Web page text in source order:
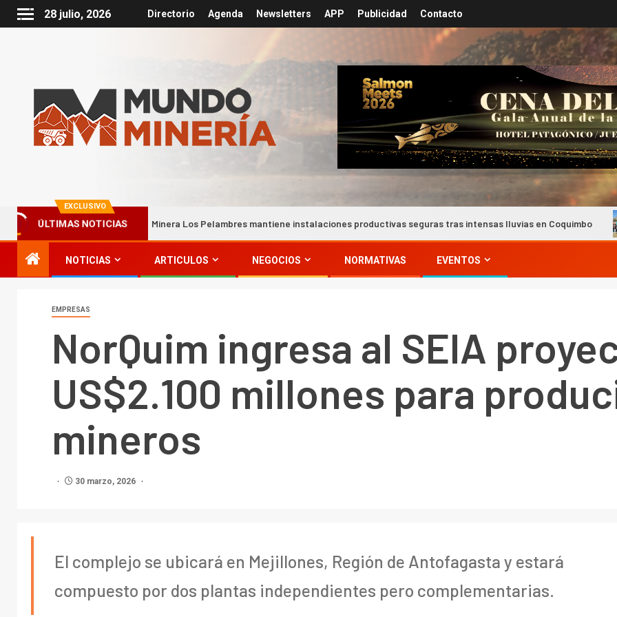
28 julio, 2026 Directorio Agenda Newsletters APP Publicidad Contacto
EXCLUSIVO
ÚLTIMAS NOTICIAS
Minera Los Pelambres mantiene instalaciones productivas seguras tras intensas lluvias en Coquimbo Minera
NOTICIAS ARTICULOS NEGOCIOS NORMATIVAS EVENTOS
EMPRESAS
NorQuim ingresa al SEIA
US$2.100 millones para
mineros
30 marzo, 2026
El complejo se ubicará en Mejillones, Región de Antofagasta y estará
compuesto por dos plantas independientes pero complementarias.